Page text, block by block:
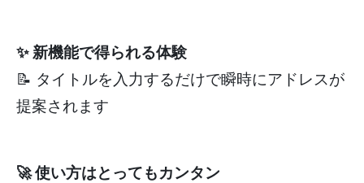
✨ 新機能で得られる体験
📝 タイトルを入力するだけで瞬時にアドレスが
提案されます
🚀 使い方はとってもカンタン